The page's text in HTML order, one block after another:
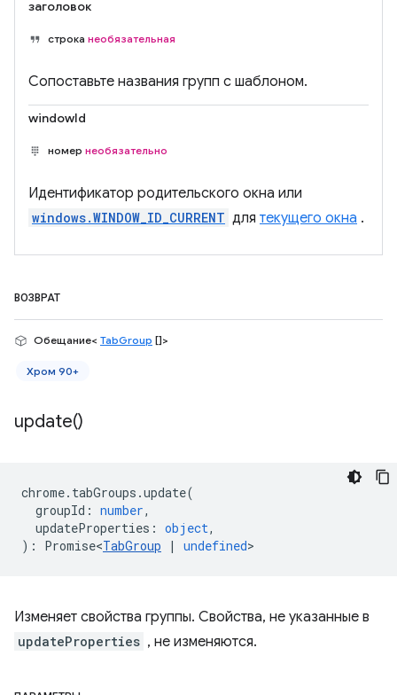
заголовок
строка необязательная
Сопоставьте названия групп с шаблоном.
windowId
номер необязательно
Идентификатор родительского окна или
windows.WINDOW_ID_CURRENT для текущего окна .
ВОЗВРАТ
Обещание< TabGroup []>
Хром 90+
update()
chrome. tabGroups .update(
groupId : number,
updateProperties : object,
) : Promise<TabGroup | undefined>
Изменяет свойства группы. Свойства, не указанные в
updateProperties , не изменяются.